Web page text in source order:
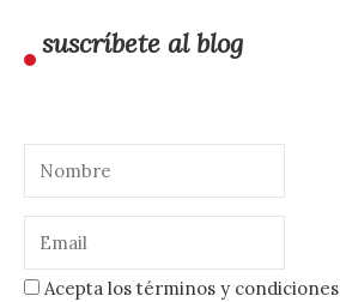
suscríbete al blog
Acepta los términos y condiciones